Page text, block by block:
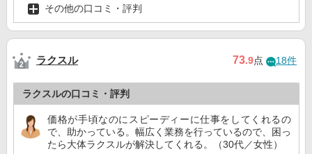
その他の口コミ・評判
ラクスル 73.9点 18件
ラクスルの口コミ・評判
価格が手頃なのにスピーディーに仕事をしてくれるの
で、助かっている。幅広く業務を行っているので、困っ
たら大体ラクスルが解決してくれる。（30代／女性）